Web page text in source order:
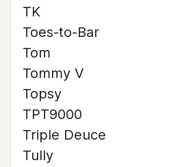
TK
Toes-to-Bar
Tom
Tommy V
Topsy
TPT9000
Triple Deuce
Tully